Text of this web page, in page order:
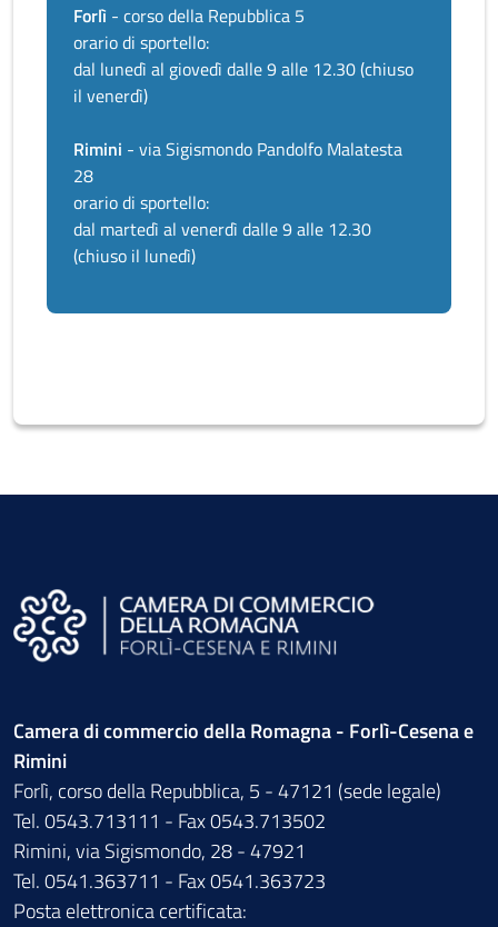
Forlì - corso della Repubblica 5
orario di sportello:
dal lunedì al giovedì dalle 9 alle 12.30 (chiuso
il venerdì)
Rimini - via Sigismondo Pandolfo Malatesta
28
orario di sportello:
dal martedì al venerdì dalle 9 alle 12.30
(chiuso il lunedì)
Camera di commercio della Romagna - Forlì-Cesena e
Rimini
Forlì, corso della Repubblica, 5 - 47121 (sede legale)
Tel. 0543.713111 - Fax 0543.713502
Rimini, via Sigismondo, 28 - 47921
Tel. 0541.363711 - Fax 0541.363723
Posta elettronica certificata: